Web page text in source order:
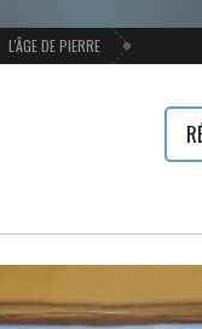
L'ÂGE DE PIERRE